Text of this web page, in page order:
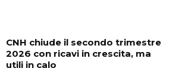
CNH chiude il secondo trimestre
2026 con ricavi in crescita, ma
utili in calo